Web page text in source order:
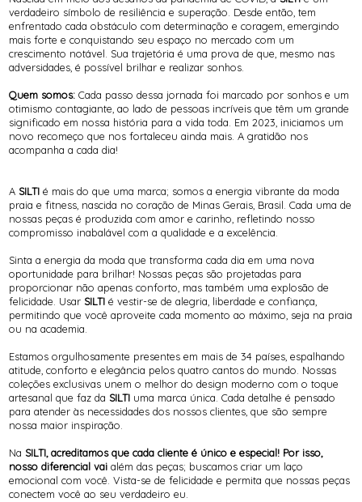
REGATA
SAIA
SHORT
TOP
LEGS
MACAÇÃO
REGATA
TOP
verdadeiro símbolo de resiliência e superação. Desde então, tem
enfrentado cada obstáculo com determinação e coragem, emergindo
mais forte e conquistando seu espaço no mercado com um
crescimento notável. Sua trajetória é uma prova de que, mesmo nas
adversidades, é possível brilhar e realizar sonhos.
Quem somos: Cada passo dessa jornada foi marcado por sonhos e um
otimismo contagiante, ao lado de pessoas incríveis que têm um grande
significado em nossa história para a vida toda. Em 2023, iniciamos um
novo recomeço que nos fortaleceu ainda mais. A gratidão nos
acompanha a cada dia!
A SILTI é mais do que uma marca; somos a energia vibrante da moda
praia e fitness, nascida no coração de Minas Gerais, Brasil. Cada uma de
nossas peças é produzida com amor e carinho, refletindo nosso
compromisso inabalável com a qualidade e a excelência.
Sinta a energia da moda que transforma cada dia em uma nova
oportunidade para brilhar! Nossas peças são projetadas para
proporcionar não apenas conforto, mas também uma explosão de
felicidade. Usar SILTI é vestir-se de alegria, liberdade e confiança,
permitindo que você aproveite cada momento ao máximo, seja na praia
ou na academia.
Estamos orgulhosamente presentes em mais de 34 países, espalhando
atitude, conforto e elegância pelos quatro cantos do mundo. Nossas
coleções exclusivas unem o melhor do design moderno com o toque
artesanal que faz da SILTI uma marca única. Cada detalhe é pensado
para atender às necessidades dos nossos clientes, que são sempre
nossa maior inspiração.
Na SILTI, acreditamos que cada cliente é único e especial! Por isso,
nosso diferencial vaialém das peças; buscamos criar um laço
emocional com você. Vista-se de felicidade e permita que nossas peças
conectem você ao seu verdadeiro eu.